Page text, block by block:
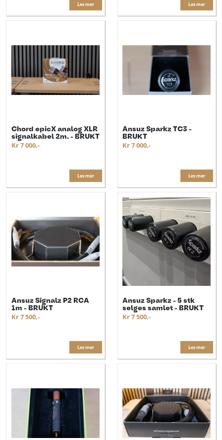
Les mer Les mer
Chord epicX analog XLR
signalkabel 2m. - BRUKT
Kr 7 000,-
Les mer
Ansuz Sparkz TC3 -
BRUKT
Kr 7 000,-
Les mer
Ansuz Signalz P2 RCA
1m - BRUKT
Kr 7 500,-
Les mer
Ansuz Sparkz - 5 stk
selges samlet - BRUKT
Kr 7 500,-
Les mer